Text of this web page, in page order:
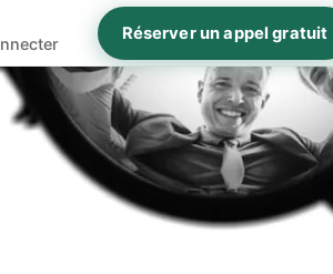
Réserver un appel gratuit